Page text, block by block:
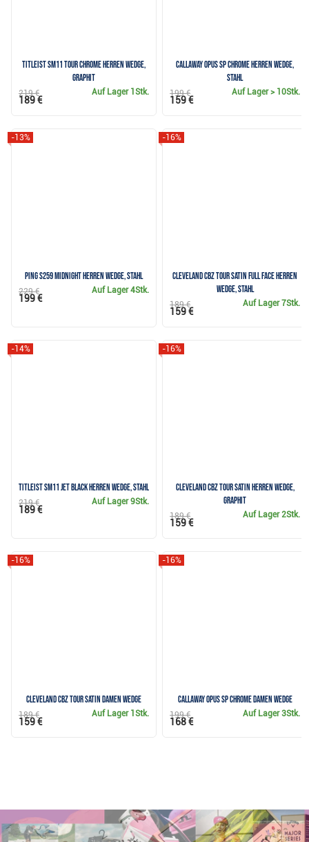
Titleist SM11 Tour Chrome Herren Wedge,
Graphit
Auf Lager 1Stk.
219 €
189 €
Callaway Opus SP Chrome Herren Wedge,
Stahl
Auf Lager> 10Stk.
199 €
159 €
PING s259 Midnight Herren Wedge, Stahl
-13%
Auf Lager4Stk.
229 €
199 €
Cleveland CBZ Tour Satin Full Face Herren
Wedge, Stahl
-16%
Auf Lager7Stk.
189 €
159 €
Titleist SM11 Jet Black Herren Wedge, Stahl
-14%
Auf Lager9Stk.
219 €
189 €
Cleveland CBZ Tour Satin Herren Wedge,
Graphit
-16%
Auf Lager2Stk.
189 €
159 €
Cleveland CBZ Tour Satin Damen Wedge
-16%
Auf Lager 1Stk.
189 €
159 €
Callaway Opus SP Chrome Damen Wedge
-16%
Auf Lager3Stk.
199 €
168 €